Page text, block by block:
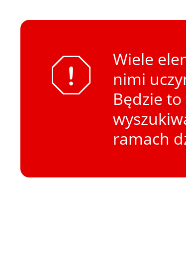
Wiele
nimi
Będzie
ramach